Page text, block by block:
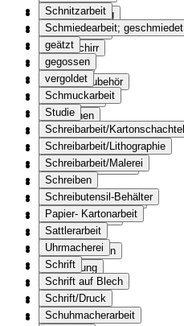
Kissenüberzug
Tischwäsche
Tongeschirr
Tonträger
Trachtenzubehör
Trinkgefäss
Trückchen
Übungsheft
Übungspatrone
Unterrichtsmaterial
Urkunde
Mitgliedsbestätigung
Vereinsurkunde
Urkunden
Verkehrswesen
Verordnung
Verpackung
Verzeichnis
Vignette
Schnitzarbeit
Schmiedearbeit; geschmiedet
geätzt
gegossen
vergoldet
Schmuckarbeit
Studie
Schreibarbeit/Kartonschachtel
Schreibarbeit/Lithographie
Schreibarbeit/Malerei
Schreiben
Schreibutensil-Behälter
Papier- Kartonarbeit
Sattlerarbeit
Uhrmacherei
Schrift
Schrift auf Blech
Schrift/Druck
Schuhmacherarbeit